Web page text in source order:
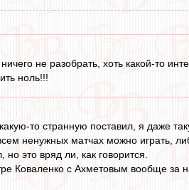
не разобрать, хоть какой-то
ноль!!!
то странную поставил, я даже
ненужных матчах можно играть,
это вряд ли, как говорится.
Коваленко с Ахметовым вообще за